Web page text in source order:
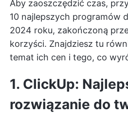
Aby zaoszczędzić czas,
10 najlepszych programów
2024 roku, zakończoną
korzyści. Znajdziesz tu
temat ich cen i tego, co
1. ClickUp:
rozwiązanie do